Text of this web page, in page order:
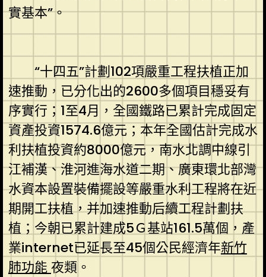
實基本”。
“十四五”計劃102項嚴重工程扶植正加
速推動，已分化出的2600多個項目穩妥有
序實行；1至4月，全國鐵路已累計完成固定
資產投資1574.6億元；本年全國估計完成水
利扶植投資約8000億元，南水北調中線引
江補漢、淮河進海水道二期、廣東環北部灣
水資本設置裝備擺設等嚴重水利工程將在近
期開工扶植，并加速推動后續工程計劃扶
植；今朝已累計建成5Ｇ基站161.5萬個，產
業internet已延長至45個公民經濟年新竹
肺功能夜類。